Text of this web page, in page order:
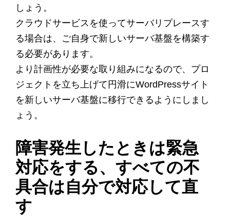
しょう。
クラウドサービスを使ってサーバリプレースす
る場合は、ご自身で新しいサーバ基盤を構築す
る必要があります。
より計画性が必要な取り組みになるので、プロ
ジェクトを立ち上げて円滑にWordPressサイト
を新しいサーバ基盤に移行できるようにしまし
ょう。
障害発生したときは緊急
対応をする、すべての不
具合は自分で対応して直
す